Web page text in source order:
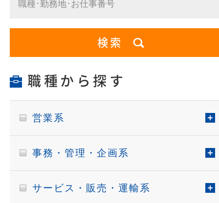
職種から探す
営業系
事務・管理・企画系
サービス・販売・運輸系